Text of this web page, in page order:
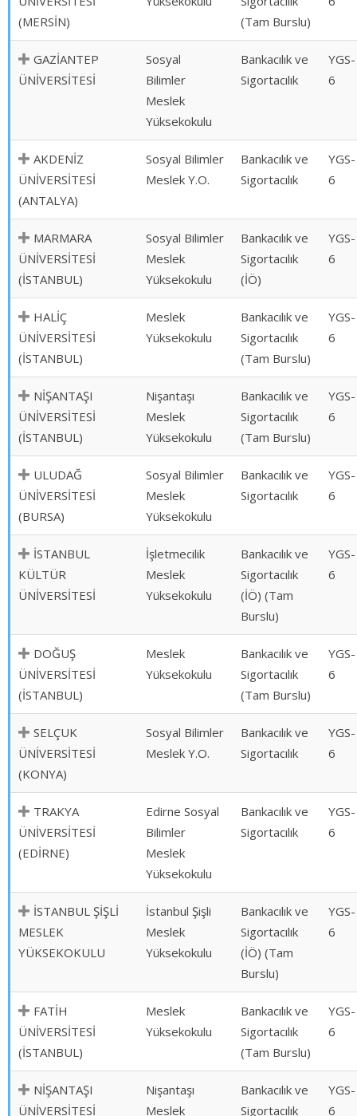
(MERSİN)
(Tam Burslu)
GAZİANTEP
ÜNİVERSİTESİ
Sosyal
Bilimler
Meslek
Yüksekokulu
Bankacılık ve
Sigortacılık
YGS-
6
AKDENİZ
ÜNİVERSİTESİ
(ANTALYA)
Sosyal Bilimler
Meslek Y.O.
Bankacılık ve
Sigortacılık
YGS-
6
MARMARA
ÜNİVERSİTESİ
(İSTANBUL)
Sosyal Bilimler
Meslek
Yüksekokulu
Bankacılık ve
Sigortacılık
(İÖ)
YGS-
6
HALİÇ
ÜNİVERSİTESİ
(İSTANBUL)
Meslek
Yüksekokulu
Bankacılık ve
Sigortacılık
(Tam Burslu)
YGS-
6
NİŞANTAŞI
ÜNİVERSİTESİ
(İSTANBUL)
Nişantaşı
Meslek
Yüksekokulu
Bankacılık ve
Sigortacılık
(Tam Burslu)
YGS-
6
ULUDAĞ
ÜNİVERSİTESİ
(BURSA)
Sosyal Bilimler
Meslek
Yüksekokulu
Bankacılık ve
Sigortacılık
YGS-
6
İSTANBUL
KÜLTÜR
ÜNİVERSİTESİ
İşletmecilik
Meslek
Yüksekokulu
Bankacılık ve
Sigortacılık
(İÖ) (Tam
Burslu)
YGS-
6
DOĞUŞ
ÜNİVERSİTESİ
(İSTANBUL)
Meslek
Yüksekokulu
Bankacılık ve
Sigortacılık
(Tam Burslu)
YGS-
6
SELÇUK
ÜNİVERSİTESİ
(KONYA)
Sosyal Bilimler
Meslek Y.O.
Bankacılık ve
Sigortacılık
YGS-
6
TRAKYA
ÜNİVERSİTESİ
(EDİRNE)
Edirne Sosyal
Bilimler
Meslek
Yüksekokulu
Bankacılık ve
Sigortacılık
YGS-
6
İSTANBUL ŞİŞLİ
MESLEK
YÜKSEKOKULU
İstanbul Şişli
Meslek
Yüksekokulu
Bankacılık ve
Sigortacılık
(İÖ) (Tam
Burslu)
YGS-
6
FATİH
ÜNİVERSİTESİ
(İSTANBUL)
Meslek
Yüksekokulu
Bankacılık ve
Sigortacılık
(Tam Burslu)
YGS-
6
NİŞANTAŞI
ÜNİVERSİTESİ
Nişantaşı
Meslek
Bankacılık ve
Sigortacılık
YGS-
6